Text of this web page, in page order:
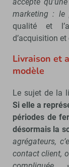
marketing : le
qualité et
d’acquisition
Livraison et
modèle
Le sujet de la
Si elle a
périodes de
désormais la
agrégateurs,
contact client,